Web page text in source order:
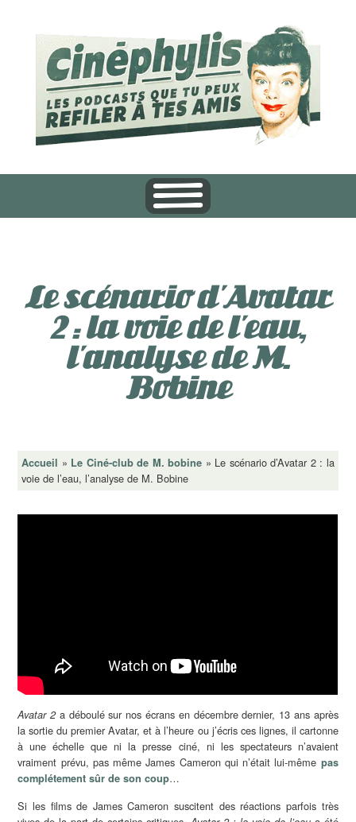
Le scénario d’Avatar
2 : la voie de l’eau,
l’analyse de M.
Bobine
Accueil » Le Ciné-club de M. bobine » Le scénario d’Avatar 2 : la
voie de l’eau, l’analyse de M. Bobine
Avatar 2a déboulé sur nos écrans en décembre dernier, 13 ans après
la sortie du premier Avatar, et à l’heure ou j’écris ces lignes, il cartonne
à une échelle que ni la presse ciné, ni les spectateurs n’avaient
vraiment prévu, pas même James Cameron qui n’était lui-même pas
complétement sûr de son coup…
Si les films de James Cameron suscitent des réactions parfois très